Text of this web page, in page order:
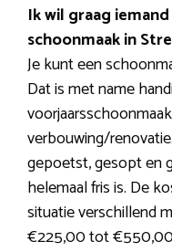
Ik wil graag
schoonmaak in
Je kunt een
Dat is met name
verbouwing/
gepoetst, gesopt en
helemaal fris is. De
situatie verschillend
€225,00 tot